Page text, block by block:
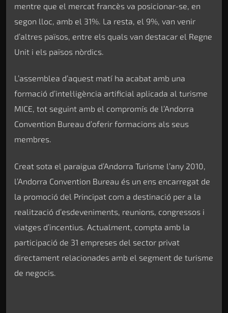
mentre que el mercat francès va posicionar-se, en
segon lloc, amb el 31%. La resta, el 9%, van venir
d’altres països, entre els quals van destacar el Regne
Unit i els països nòrdics.
L’assemblea d’aquest matí ha acabat amb una
formació d’intel·ligència artificial aplicada al turisme
MICE, tot seguint amb el compromís de l’Andorra
Convention Bureau d’oferir formacions als seus
membres.
Creat sota el paraigua d’Andorra Turisme l’any 2010,
l’Andorra Convention Bureau és un ens encarregat de
la promoció del Principat com a destinació per a la
realització d’esdeveniments, reunions, congressos i
viatges d’incentius. Actualment, compta amb la
participació de 31 empreses del sector privat
directament relacionades amb el segment de turisme
de negocis.